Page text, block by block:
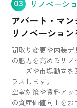
03 リノベーシ
アパート・マ
リノベーション
間取り変更や内装
の魅力を高めるリノ
ニーズや市場動向
ラスします。
空室対策や賃料ア
の資産価値向上をお